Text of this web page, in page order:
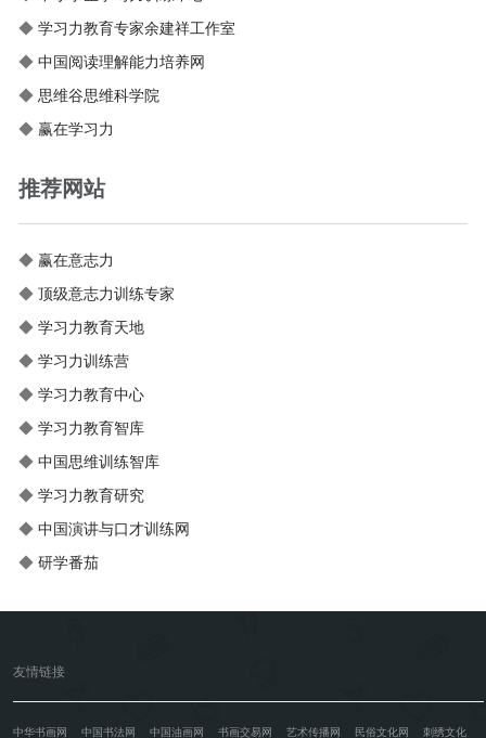
◆学习力教育专家余建祥工作室
◆中国阅读理解能力培养网
◆思维谷思维科学院
◆ 赢在学习力
推荐网站
◆ 赢在意志力
◆顶级意志力训练专家
◆学习力教育天地
◆学习力训练营
◆学习力教育中心
◆学习力教育智库
◆中国思维训练智库
◆学习力教育研究
◆中国演讲与口才训练网
◆研学番茄
友情链接
中华书画网 中国书法网 中国油画网 书画交易网 艺术传播网 民俗文化网 刺绣文化